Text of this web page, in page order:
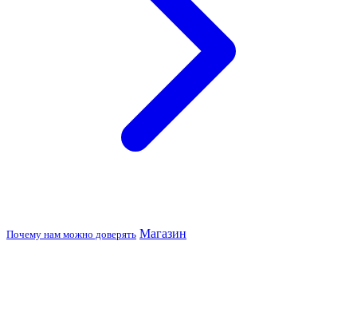
Почему нам можно доверять Магазин